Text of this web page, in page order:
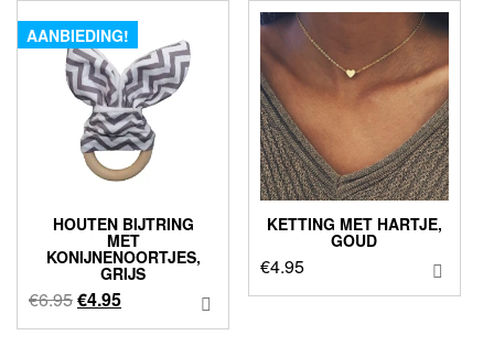
AANBIEDING!
HOUTEN BIJTRING
MET
KONIJNENOORTJES,
GRIJS
€6.95Oorspronkelijke
prijs
€4.95Huidige
prijs
KETTING MET HARTJE,
GOUD
€4.95